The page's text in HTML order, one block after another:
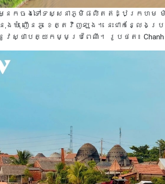
នកចង់ទៅទស្សនាភូមិផលិតឥដ្ឋក្រហម ម៉
ក្នុងឃុំ ញើនភូ ខេត្តវិញឡុង។ នេះជាកន្លែង
វស្ថាបត្យកម្មប្រពៃណី។ រូបថត៖ Chanh